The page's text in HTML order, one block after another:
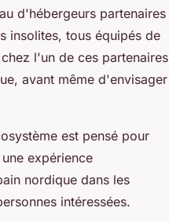
d'hébergeurs partenaires
insolites, tous équipés de
l'un de ces partenaires
avant même d'envisager
est pensé pour
expérience
nordique dans les
intéressées.